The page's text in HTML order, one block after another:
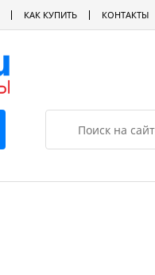
КАК КУПИТЬ КОНТАКТЫ